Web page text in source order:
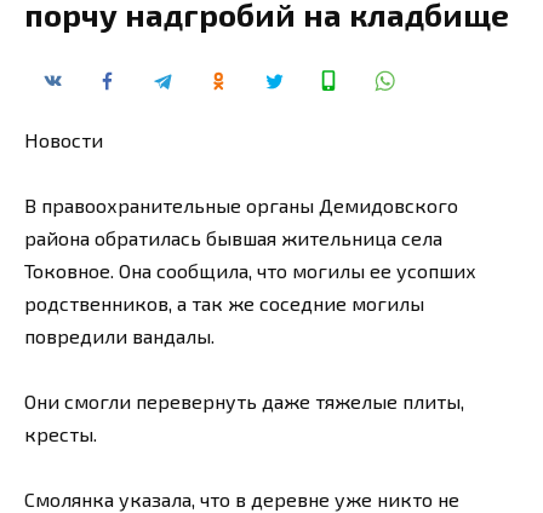
порчу надгробий на кладбище
Новости
В правоохранительные органы Демидовского
района обратилась бывшая жительница села
Токовное. Она сообщила, что могилы ее усопших
родственников, а так же соседние могилы
повредили вандалы.
Они смогли перевернуть даже тяжелые плиты,
кресты.
Смолянка указала, что в деревне уже никто не